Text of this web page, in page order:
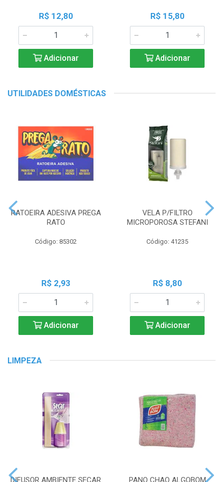
R$ 12,80
Adicionar
R$ 15,80
Adicionar
UTILIDADES DOMÉSTICAS
RATOEIRA ADESIVA PREGA
RATO
Código: 85302
R$ 2,93
Adicionar
VELA P/FILTRO
MICROPOROSA STEFANI
Código: 41235
R$ 8,80
Adicionar
LIMPEZA
DIFUSOR AMBIENTE SECAR PANO CHAO ALGOBOM